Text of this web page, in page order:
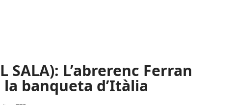
SALA): L’abrerenc Ferran
banqueta d’Itàlia